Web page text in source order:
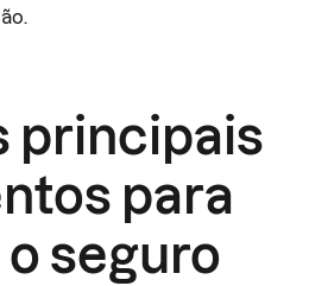
principais
para
seguro